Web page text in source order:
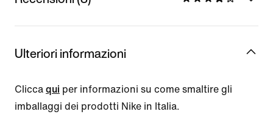
Ulteriori informazioni
Clicca qui per informazioni su come smaltire gli
imballaggi dei prodotti Nike in Italia.